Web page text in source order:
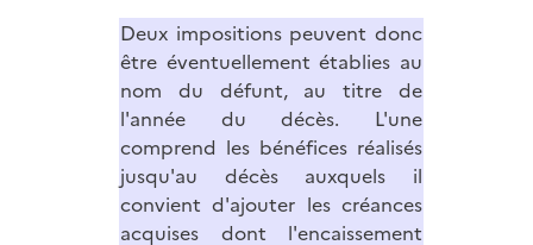
Deux impositions peuvent donc
être éventuellement établies au
nom du défunt, au titre de
l'année du décès. L'une
comprend les bénéfices réalisés
jusqu'au décès auxquels il
convient d'ajouter les créances
acquises dont l'encaissement